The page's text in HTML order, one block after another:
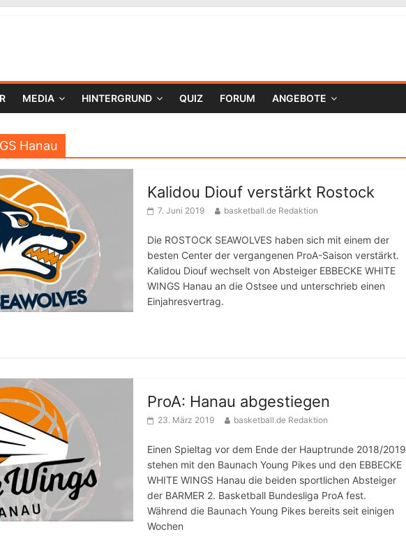
MEDIA HINTERGRUND QUIZ FORUM ANGEBOTE
Hanau
Kalidou Diouf verstärkt Rostock
7. Juni 2019 basketball.de Redaktion
Die ROSTOCK SEAWOLVES haben sich mit einem der
besten Center der vergangenen ProA-Saison verstärkt.
Kalidou Diouf wechselt von Absteiger EBBECKE WHITE
WINGS Hanau an die Ostsee und unterschrieb einen
Einjahresvertrag.
ProA: Hanau abgestiegen
23. März 2019 basketball.de Redaktion
Einen Spieltag vor dem Ende der Hauptrunde 2018/2019
stehen mit den Baunach Young Pikes und den EBBECKE
WHITE WINGS Hanau die beiden sportlichen Absteiger
der BARMER 2. Basketball Bundesliga ProA fest.
Während die Baunach Young Pikes bereits seit einigen
Wochen